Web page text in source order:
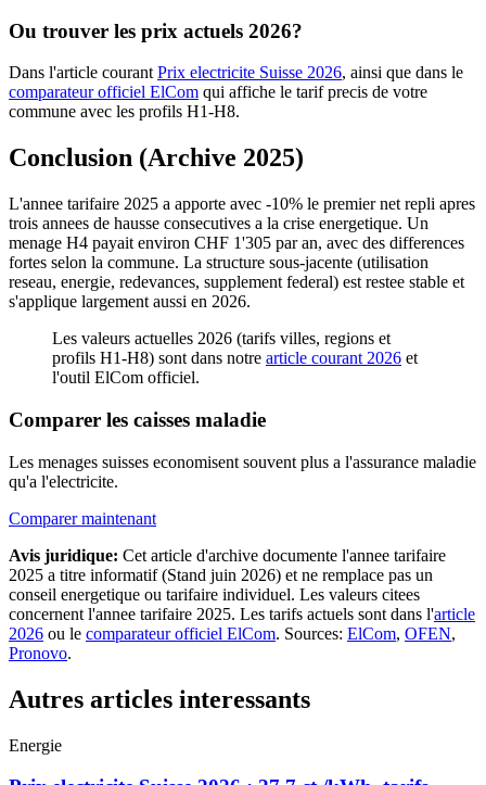
Ou trouver les prix actuels 2026?
Dans l'article courantPrix electricite Suisse 2026, ainsi que dans le
comparateur officiel ElCom qui affiche le tarif precis de votre
commune avec les profils H1-H8.
Conclusion (Archive 2025)
L'annee tarifaire 2025 a apporte avec -10% le premier net repli apres
trois annees de hausse consecutives a la crise energetique. Un
menage H4 payait environ CHF 1'305 par an, avec des differences
fortes selon la commune. La structure sous-jacente (utilisation
reseau, energie, redevances, supplement federal) est restee stable et
s'applique largement aussi en 2026.
Les valeurs actuelles 2026 (tarifs villes, regions et
profils H1-H8) sont dans notre article courant 2026 et
l'outil ElCom officiel.
Comparer les caisses maladie
Les menages suisses economisent souvent plus a l'assurance maladie
qu'a l'electricite.
Comparer maintenant
Avis juridique: Cet article d'archive documente l'annee tarifaire
2025 a titre informatif (Stand juin 2026) et ne remplace pas un
conseil energetique ou tarifaire individuel. Les valeurs citees
concernent l'annee tarifaire 2025. Les tarifs actuels sont dans l'article
2026 ou le comparateur officiel ElCom. Sources: ElCom, OFEN,
Pronovo.
Autres articles interessants
Energie